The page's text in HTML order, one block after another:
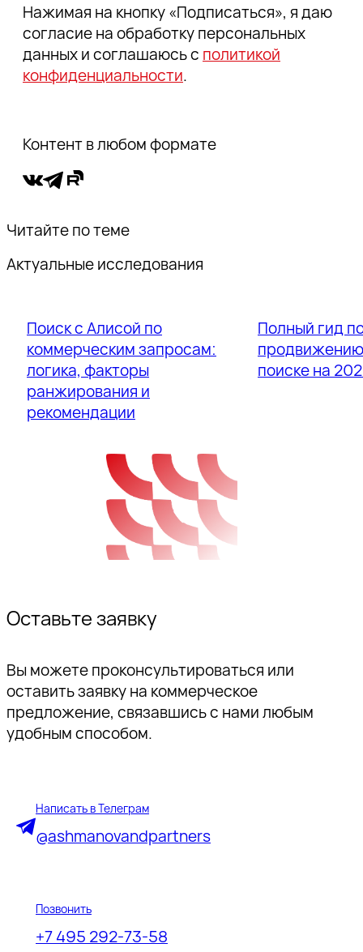
Нажимая на кнопку «Подписаться», я даю
согласие на обработку персональных
данных и соглашаюсь с политикой
конфиденциальности.
Контент в любом формате
Читайте по теме
Актуальные исследования
Поиск с Алисой по
коммерческим запросам:
логика, факторы
ранжирования и
рекомендации
Полный гид
поиске на
Оставьте заявку
Вы можете проконсультироваться или
оставить заявку на коммерческое
предложение, связавшись с нами любым
удобным способом.
Написать в Телеграм
@ashmanovandpartners
Позвонить
+7 495 292-73-58